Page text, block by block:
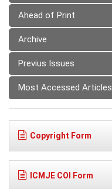
Ahead of Print
Archive
Previus Issues
Most Accessed Articles
Copyright Form
ICMJE COI Form